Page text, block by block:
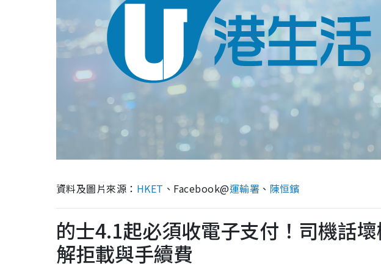
資料及圖片來源： HKET 、Facebook@運輸署 、 陳恒鑌
的士4.1起必須收電子支付！司機話
解拒載與手續費